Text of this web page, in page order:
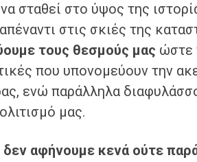
σταθεί στο ύψος της
στις σκιές της
τους θεσμούς μας ώστε
που υπονομεύουν την
ενώ παράλληλα
μας.
αφήνουμε κενά ούτε